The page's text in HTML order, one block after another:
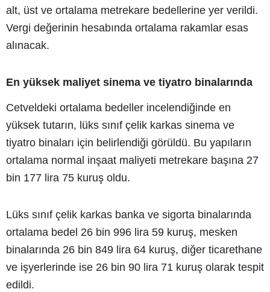
alt, üst ve ortalama metrekare bedellerine yer verildi.
Vergi değerinin hesabında ortalama rakamlar esas
alınacak.
En yüksek maliyet sinema ve tiyatro binalarında
Cetveldeki ortalama bedeller incelendiğinde en
yüksek tutarın, lüks sınıf çelik karkas sinema ve
tiyatro binaları için belirlendiği görüldü. Bu yapıların
ortalama normal inşaat maliyeti metrekare başına 27
bin 177 lira 75 kuruş oldu.
Lüks sınıf çelik karkas banka ve sigorta binalarında
ortalama bedel 26 bin 996 lira 59 kuruş, mesken
binalarında 26 bin 849 lira 64 kuruş, diğer ticarethane
ve işyerlerinde ise 26 bin 90 lira 71 kuruş olarak tespit
edildi.